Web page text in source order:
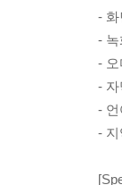
- 화
- 녹
- 오
- 자
- 언
- 지